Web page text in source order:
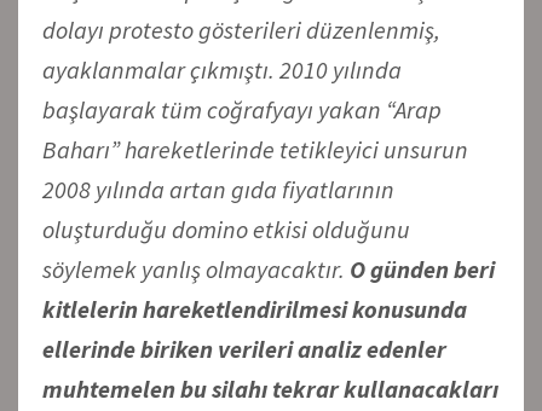
dolayı protesto gösterileri düzenlenmiş,
ayaklanmalar çıkmıştı. 2010 yılında
başlayarak tüm coğrafyayı yakan “Arap
Baharı” hareketlerinde tetikleyici unsurun
2008 yılında artan gıda fiyatlarının
oluşturduğu domino etkisi olduğunu
söylemek yanlış olmayacaktır. O günden beri
kitlelerin hareketlendirilmesi konusunda
ellerinde biriken verileri analiz edenler
muhtemelen bu silahı tekrar kullanacakları